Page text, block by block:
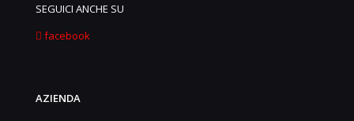
SEGUICI ANCHE SU
facebook
AZIENDA